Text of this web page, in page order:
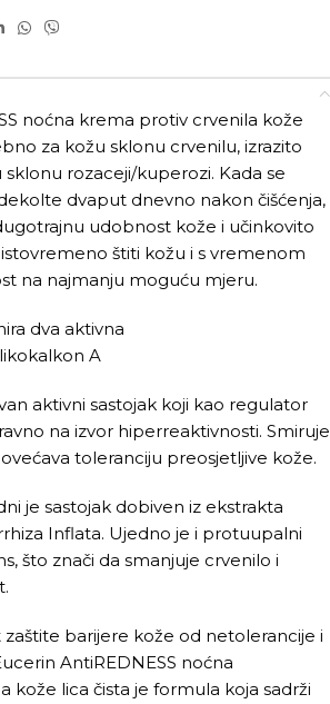
noćna krema protiv crvenila kože
za kožu sklonu crvenilu, izrazito
sklonu rozaceji/kuperozi. Kada se
dvaput dnevno nakon čišćenja,
udobnost kože i učinkovito
štiti kožu i s vremenom
na najmanju moguću mjeru.
dva aktivna
A
aktivni sastojak koji kao regulator
na izvor hiperreaktivnosti. Smiruje
toleranciju preosjetljive kože.
je sastojak dobiven iz ekstrakta
Inflata. Ujedno je i protuupalni
što znači da smanjuje crvenilo i
barijere kože od netolerancije i
AntiREDNESS noćna
kože lica čista je formula koja sadrži